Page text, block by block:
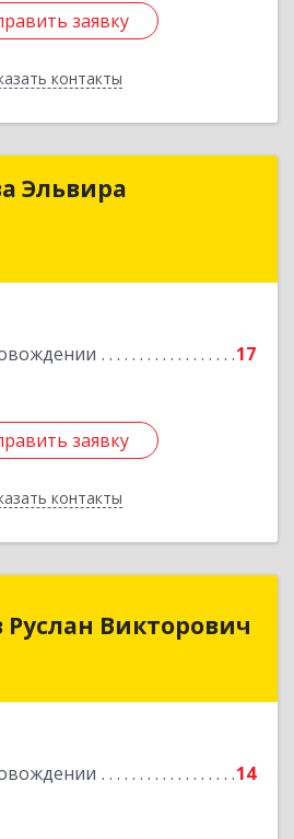
заявку
контакты
заявку
Назад
Эльвира
17
заявку
контакты
Васильева Эльвира
заявку
Назад
Викторович
14
обл, Холмский р-н, Холмск